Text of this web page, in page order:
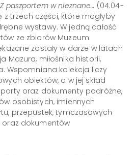
Z paszportem w nieznane… (04.04-
z trzech części, które mogłyby
wystawy. W jedną całość
ze zbiorów Muzeum
zostały w darze w latach
Mazura, miłośnika historii,
Wspomniana kolekcja liczy
obiektów, a w jej skład
oraz dokumenty podróżne,
osobistych, imiennych
przepustek, tymczasowych
dokumentów